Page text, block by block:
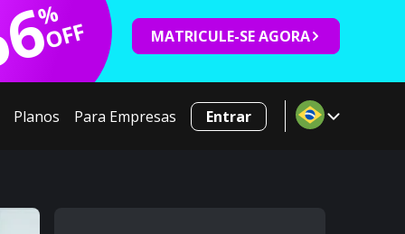
%
OFF MATRICULE-SE AGORA
Planos Para Empresas Entrar